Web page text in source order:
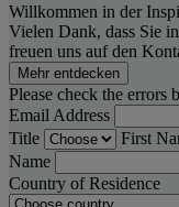
Willkommen in der
Vielen Dank, dass Sie
freuen uns auf den
Mehr entdecken
Please check the errors
Email Address
Title
First
Name
Country of Residence